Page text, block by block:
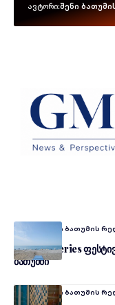
Ავტორი:შენი
Ავტორი: შენი ბათუმის
Summer Series
ბათუმში
Ავტორი:შენი ბათუმის